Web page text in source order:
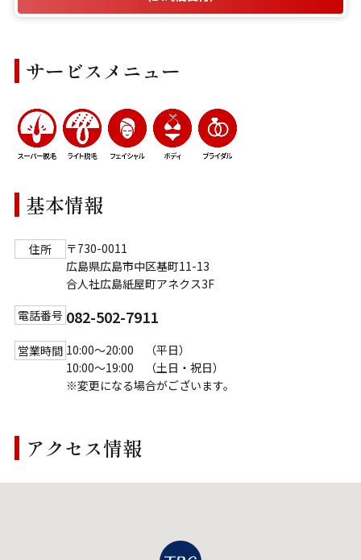
サービスメニュー
基本情報
住所
〒730-0011
広島県広島市中区基町11-13
合人社広島紙屋町アネクス3F
電話番号 082-502-7911
営業時間 10:00～20:00 （平日）
10:00～19:00 （土日・祝日）
※変更になる場合がございます。
アクセス情報